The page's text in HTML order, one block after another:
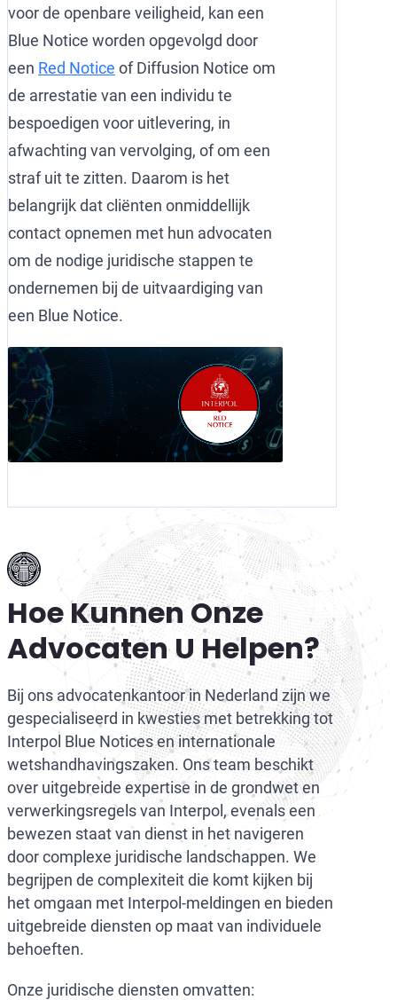
voor de openbare veiligheid, kan een
Blue Notice worden opgevolgd door
een Red Notice of Diffusion Notice om
de arrestatie van een individu te
bespoedigen voor uitlevering, in
afwachting van vervolging, of om een
straf uit te zitten. Daarom is het
belangrijk dat cliënten onmiddellijk
contact opnemen met hun advocaten
om de nodige juridische stappen te
ondernemen bij de uitvaardiging van
een Blue Notice.
Hoe Kunnen Onze
Advocaten U Helpen?
Bij ons advocatenkantoor in Nederland zijn we
gespecialiseerd in kwesties met betrekking tot
Interpol Blue Notices en internationale
wetshandhavingszaken. Ons team beschikt
over uitgebreide expertise in de grondwet en
verwerkingsregels van Interpol, evenals een
bewezen staat van dienst in het navigeren
door complexe juridische landschappen. We
begrijpen de complexiteit die komt kijken bij
het omgaan met Interpol-meldingen en bieden
uitgebreide diensten op maat van individuele
behoeften.
Onze juridische diensten omvatten: